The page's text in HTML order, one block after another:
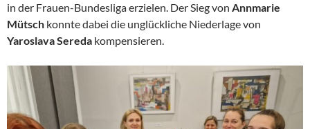
in der Frauen-Bundesliga erzielen. Der Sieg von Annmarie
Mütsch konnte dabei die unglückliche Niederlage von
Yaroslava Sereda kompensieren.